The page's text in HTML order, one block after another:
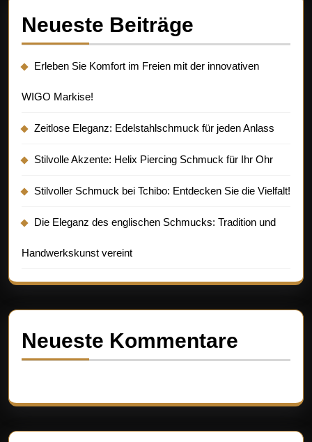
Neueste Beiträge
Erleben Sie Komfort im Freien mit der innovativen
WIGO Markise!
Zeitlose Eleganz: Edelstahlschmuck für jeden Anlass
Stilvolle Akzente: Helix Piercing Schmuck für Ihr Ohr
Stilvoller Schmuck bei Tchibo: Entdecken Sie die Vielfalt!
Die Eleganz des englischen Schmucks: Tradition und
Handwerkskunst vereint
Neueste Kommentare